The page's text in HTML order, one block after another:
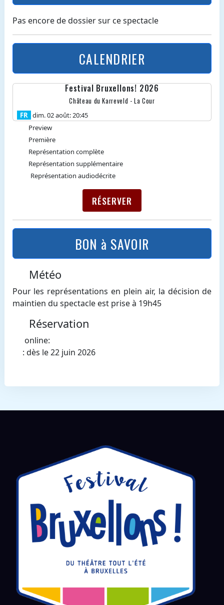
Pas encore de dossier sur ce spectacle
CALENDRIER
Festival Bruxellons! 2026
Château du Karreveld - La Cour
FR dim. 02 août: 20:45
Preview
Première
Représentation complète
Représentation supplémentaire
Représentation audiodécrite
RÉSERVER
BON à SAVOIR
Météo
Pour les représentations en plein air, la décision de
maintien du spectacle est prise à 19h45
Réservation
online:
: dès le 22 juin 2026